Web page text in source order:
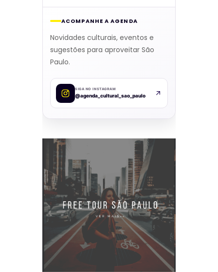
ACOMPANHE A AGENDA
Novidades culturais, eventos e
sugestões para aproveitar São
Paulo.
SIGA NO INSTAGRAM
@agenda_cultural_sao_paulo